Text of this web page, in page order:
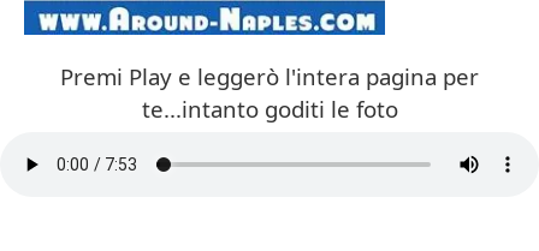
Premi Play e leggerò l'intera pagina per
te...intanto goditi le foto